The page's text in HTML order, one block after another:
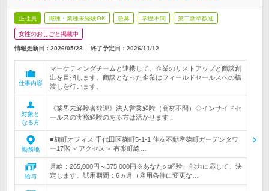
正社員 職種・業種未経験OK 急募 学歴不問 第二新卒歓迎
女性のおしごと掲載中
情報更新日：2026/05/28 終了予定日： 2026/11/12
仕事内容
マーケティングチームと連携して、企業のリストアップと商談創
出を目指します。商談となった企業はフィールドセールスへの橋
渡しを行います。
対象と
なる方
《業界未経験者歓迎》法人営業経験（商材不問）◇インサイドセ
ールスの実務経験のある方は活かせます！
勤務地
■麹町オフィス 千代田区麹町5-1-1 住友不動産麹町ガーデンタワ
ー17階 ＜アクセス＞ 有楽町線…
給与
月給：265,000円～375,000円※あなたの経験、能力に応じて、決
定します。試用期間：6ヵ月（雇用条件に変更な…